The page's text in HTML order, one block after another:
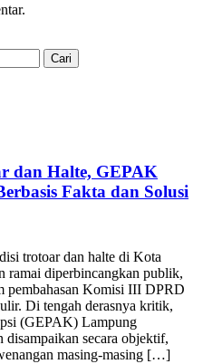
dan Halte, GEPAK
Fakta dan Solusi
trotoar dan halte di Kota
ramai diperbincangkan publik,
pembahasan Komisi III DPRD
Di tengah derasnya kritik,
(GEPAK) Lampung
disampaikan secara objektif,
masing-masing […]